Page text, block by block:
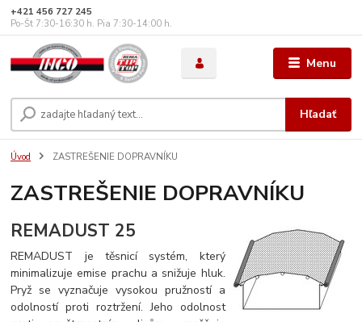
Menu
Hľadať
+421 456 727 245
Po-Št 7:30-16:30 h. Pia 7:30-14:00 h.
Úvod ZASTREŠENIE DOPRAVNÍKU
ZASTREŠENIE DOPRAVNÍKU
REMADUST 25
REMADUST je těsnicí systém, který
minimalizuje emise prachu a snižuje hluk.
Pryž se vyznačuje vysokou pružností a
odolností proti roztržení. Jeho odolnost